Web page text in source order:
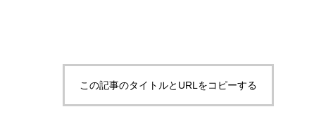
この記事のタイトルとURLをコピーする